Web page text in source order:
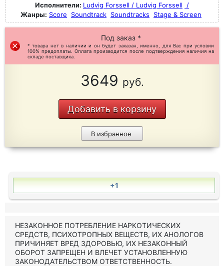
Исполнители: Ludvig Forssell / Ludvig Forssell
/
Жанры: Score Soundtrack Soundtracks Stage & Screen
Под заказ *
* товара нет в наличии и он будет заказан, именно, для Вас при условии
100% предоплаты. Оплата производится после подтверждения наличия на
складе поставщика.
3649 руб.
Добавить в корзину
В избранное
+1
НЕЗАКОННОЕ ПОТРЕБЛЕНИЕ НАРКОТИЧЕСКИХ
СРЕДСТВ, ПСИХОТРОПНЫХ ВЕЩЕСТВ, ИХ АНОЛОГОВ
ПРИЧИНЯЕТ ВРЕД ЗДОРОВЬЮ, ИХ НЕЗАКОННЫЙ
ОБОРОТ ЗАПРЕЩЕН И ВЛЕЧЕТ УСТАНОВЛЕННУЮ
ЗАКОНОДАТЕЛЬСТВОМ ОТВЕТСТВЕННОСТЬ.